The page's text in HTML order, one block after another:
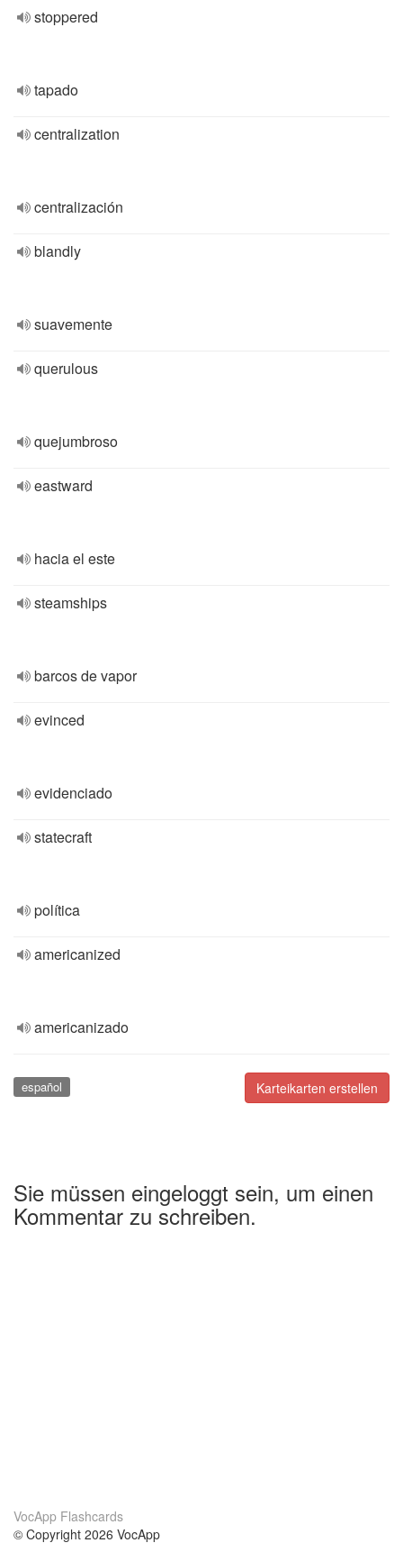
stoppered
tapado
centralization
centralización
blandly
suavemente
querulous
quejumbroso
eastward
hacia el este
steamships
barcos de vapor
evinced
evidenciado
statecraft
política
americanized
americanizado
Karteikarten erstellen
español
Sie müssen eingeloggt sein, um einen
Kommentar zu schreiben.
VocApp Flashcards
© Copyright 2026 VocApp